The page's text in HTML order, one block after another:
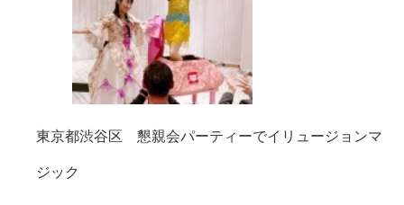
東京都渋谷区 懇親会パーティーでイリュージョンマ
ジック